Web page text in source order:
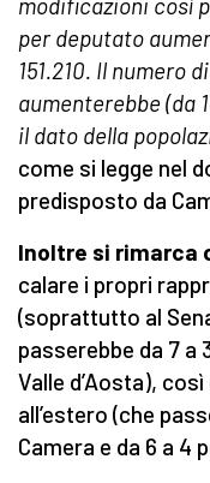
modificazioni così
per deputato
151.210. Il numero
aumenterebbe (da
il dato della
come si legge nel
predisposto da
Inoltre si rimarca
calare i propri
(soprattutto al
passerebbe da 7 a
Valle d’Aosta),
all’estero (che
Camera e da 6 a 4